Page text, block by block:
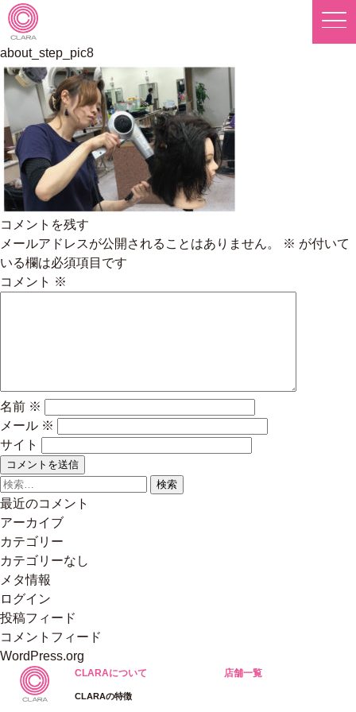
Skip
to
content
株式会社 CLARA 採用サイト
about_step_pic8
コメントを残す
メールアドレスが公開されることはありません。
※ が付いて
いる欄は必須項目です
コメント ※
名前 ※
メール ※
サイト
検
索:
最近のコメント
アーカイブ
カテゴリー
カテゴリーなし
メタ情報
ログイン
投稿フィード
コメントフィード
WordPress.org
CLARAについて
CLARAの特徴
店舗一覧